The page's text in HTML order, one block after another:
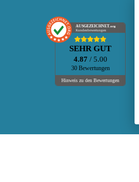
AUSGEZEICHNET.org
Kundenbewertungen
SEHR GUT
4.87 / 5.00
30 Bewertungen
Hinweis zu den Bewertungen